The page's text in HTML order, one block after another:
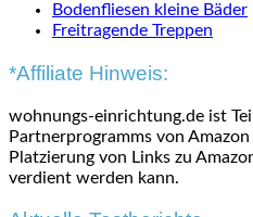
Bodenfliesen kleine Bäder
Freitragende Treppen
*Affiliate Hinweis:
wohnungs-einrichtung.de ist
Partnerprogramms von
Platzierung von Links zu
verdient werden kann.